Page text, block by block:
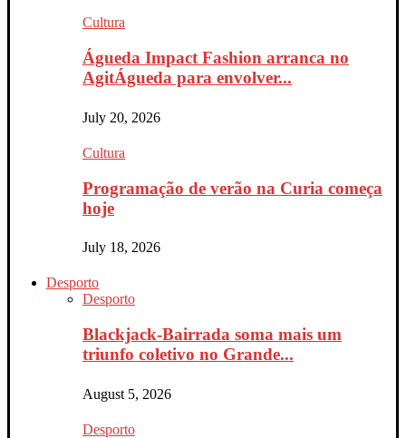
Cultura
Águeda Impact Fashion arranca no
AgitÁgueda para envolver...
July 20, 2026
Cultura
Programação de verão na Curia começa
hoje
July 18, 2026
Desporto
Desporto
Blackjack-Bairrada soma mais um
triunfo coletivo no Grande...
August 5, 2026
Desporto